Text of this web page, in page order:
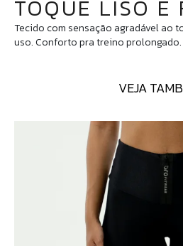
TOQUE LISO E
Tecido com sensação agradável ao
uso. Conforto pra treino prolongado.
VEJA